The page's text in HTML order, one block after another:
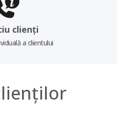
clienți
a clientului